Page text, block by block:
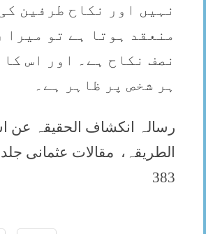
نہیں اور نکاح طرفین
منعقد ہوتا ہے تو میرا
نصف نکاح ہے۔ اور اس کا
ہر شخص پر ظاہر ہے۔
رسالہ انکشاف الحقیقہ عن
الطریقہ، مقالات عثمانی
383